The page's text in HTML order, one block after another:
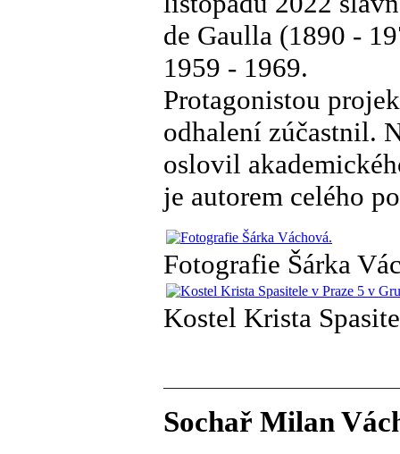
de Gaulla (1890 -
1959 - 1969.
Protagonistou
odhalení zúčastnil.
oslovil
je autorem celého
Fotografie Šárka
Kostel Krista
Sochař Milan